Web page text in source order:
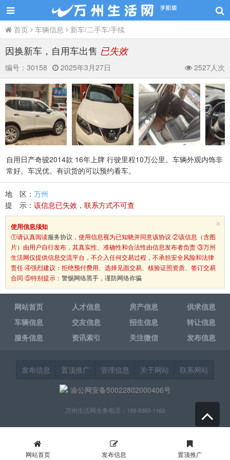
首页 车辆信息 新车/二手车/手续
因换新车，自用车出售 已失效
编号： 30158 2025年3月27日 2527人次
自用日产奇骏2014款 16年上牌 行驶里程10万公里。车辆外观内饰非
常好。车况优。有识货的可以预约看车。
地 区： 万州
提 示： 该信息已失效，联系方式不可查
×
使用信息须知
①请认真阅读服务协议 ，使用信息视为已知晓并同意该协议 ②该信息（含图
片）由用户自行发布，其真实性、准确性和合法性由信息发布者负责 ③万州
生活网仅提供信息交流平台，不介入任何交易过程，不承担安全风险和法律
责任 ④强烈建议：拒绝预付费用、选择见面交易、核验证照资质、签订交易
合同 ⑤特别提示： 警惕网络黑手，谨防网络诈骗
网站首页 人才信息 房产信息
供求信息
车辆信息
交友信息 招生信息
转让信息
服务信息
资讯索引 关注微信 发布信息
发布信息 置顶推广 管理信息 关于网站
联系网站
渝公网安备50022802000406号
万州生活网业务电话：189-8353-1163
网站首页 发布信息 置顶推广